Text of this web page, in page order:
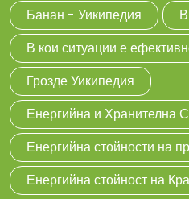
Банан - Уикипедия
В кои ситуации е
Грозде Уикипедия
Енергийна и Хранителна
Енергийна стойности на
Енергийна стойност на